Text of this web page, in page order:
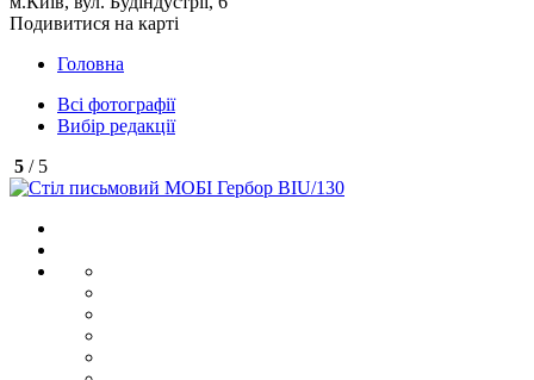
Подивитися на карті
Головна
Всі фотографії
Вибір редакції
5 / 5